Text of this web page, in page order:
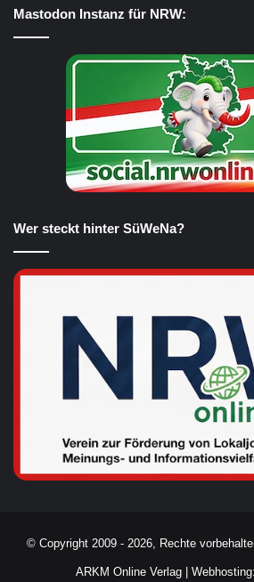
Mastodon Instanz für NRW:
Wer steckt hinter SüWeNa?
© Copyright 2009 - 2026, Rechte
ARKM Online Verlag